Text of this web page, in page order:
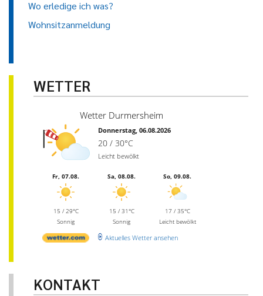
Wo erledige ich was?
Wohnsitzanmeldung
WETTER
Wetter Durmersheim
Donnerstag, 06.08.2026
20 / 30°C
Leicht bewölkt
Fr, 07.08.
15 / 29°C
Sonnig
Sa, 08.08.
15 / 31°C
Sonnig
So, 09.08.
17 / 35°C
Leicht bewölkt
Aktuelles Wetter ansehen
KONTAKT